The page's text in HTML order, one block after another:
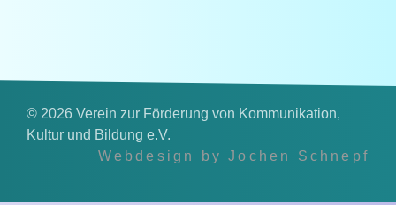
© 2026 Verein zur Förderung von Kommunikation,
Kultur und Bildung e.V.
Webdesign byJochen Schnepf